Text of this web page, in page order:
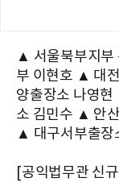
▲ 서울북부지부
부 이현호 ▲ 대
양출장소 나영
소 김민수 ▲ 안
▲ 대구서부출장
[공익법무관 신